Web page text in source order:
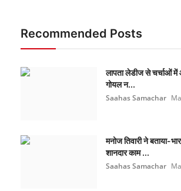
Recommended Posts
लापता लेडीज से चर्चाओं में
गोयल न...
Saahas Samachar
मनोज तिवारी ने बताया-
शानदार काम ...
Saahas Samachar